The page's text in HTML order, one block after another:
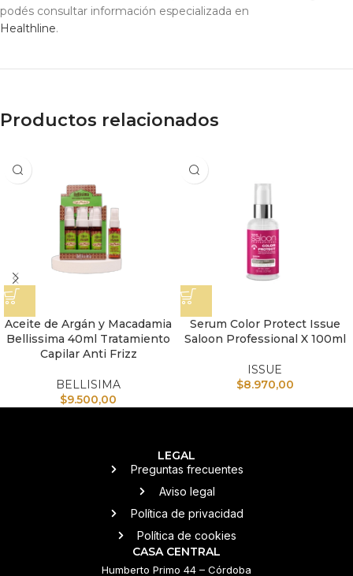
podés consultar información especializada en
Healthline.
Productos relacionados
Aceite de Argán y Macadamia
Bellissima 40ml Tratamiento
Capilar Anti Frizz
BELLISIMA
$9.500,00
Serum Color Protect Issue
Saloon Professional X 100ml
ISSUE
$8.970,00
LEGAL
Preguntas frecuentes
Aviso legal
Política de privacidad
Política de cookies
CASA CENTRAL
Humberto Primo 44 – Córdoba